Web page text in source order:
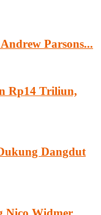
Parsons...
Rp14 Triliun,
Dangdut